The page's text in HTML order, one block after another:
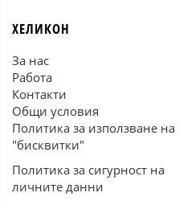
ХЕЛИКОН
За нас
Работа
Контакти
Общи условия
Политика за използване на
"бисквитки"
Политика за сигурност на
личните данни